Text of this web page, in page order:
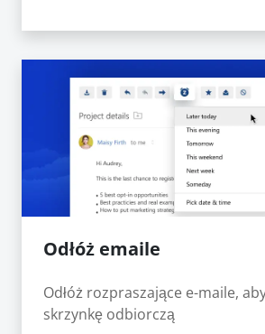
Odłóż emaile
Odłóż rozpraszające e-maile,
skrzynkę odbiorczą